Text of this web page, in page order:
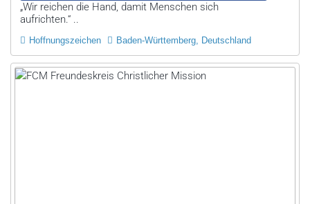
„Wir reichen die Hand, damit Menschen sich
aufrichten.“ ..
Hoffnungszeichen Baden-Württemberg, Deutschland